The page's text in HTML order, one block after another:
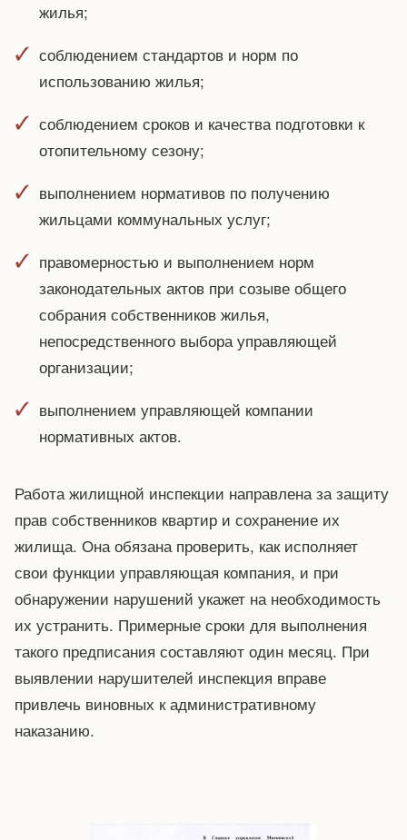
жилья;
соблюдением стандартов и норм по
использованию жилья;
соблюдением сроков и качества подготовки к
отопительному сезону;
выполнением нормативов по получению
жильцами коммунальных услуг;
правомерностью и выполнением норм
законодательных актов при созыве общего
собрания собственников жилья,
непосредственного выбора управляющей
организации;
выполнением управляющей компании
нормативных актов.
Работа жилищной инспекции направлена за защиту
прав собственников квартир и сохранение их
жилища. Она обязана проверить, как исполняет
свои функции управляющая компания, и при
обнаружении нарушений укажет на необходимость
их устранить. Примерные сроки для выполнения
такого предписания составляют один месяц. При
выявлении нарушителей инспекция вправе
привлечь виновных к административному
наказанию.